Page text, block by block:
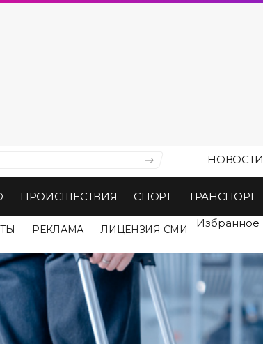
НОВОСТИ
ПРОИСШЕСТВИЯ СПОРТ ТРАНСПОРТ
РЕКЛАМА ЛИЦЕНЗИЯ СМИ Избранное